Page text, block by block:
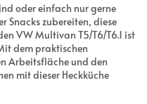
oder einfach nur gerne
Snacks zubereiten, diese
VW Multivan T5/T6/T6.1 ist
dem praktischen
Arbeitsfläche und den
mit dieser Heckküche